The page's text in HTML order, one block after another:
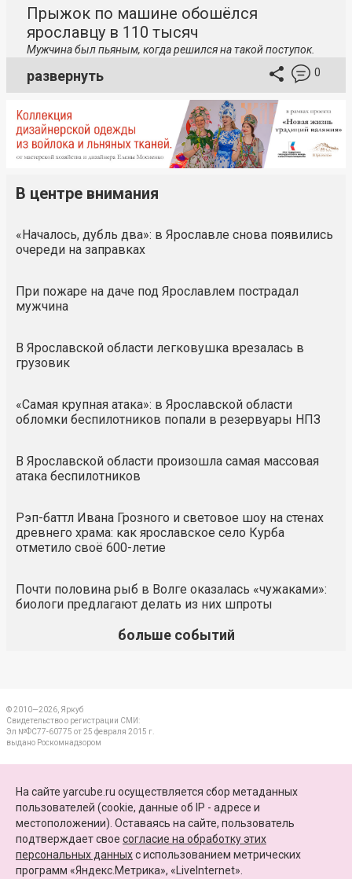
Прыжок по машине обошёлся
ярославцу в 110 тысяч
Мужчина был пьяным, когда решился на такой поступок.
развернуть 0
В центре внимания
«Началось, дубль два»: в Ярославле снова появились
очереди на заправках
При пожаре на даче под Ярославлем пострадал
мужчина
В Ярославской области легковушка врезалась в
грузовик
«Самая крупная атака»: в Ярославской области
обломки беспилотников попали в резервуары НПЗ
В Ярославской области произошла самая массовая
атака беспилотников
Рэп-баттл Ивана Грозного и световое шоу на стенах
древнего храма: как ярославское село Курба
отметило своё 600-летие
Почти половина рыб в Волге оказалась «чужаками»:
биологи предлагают делать из них шпроты
больше событий
© 2010—2026, Яркуб
Свидетельство о регистрации СМИ:
Эл №ФС77-60775 от 25 февраля 2015 г.
выдано Роскомнадзором
ПАРТНЕРЫ
КАРТА САЙТА
+7 (4852) 64-15-52
На сайте yarcube.ru осуществляется сбор метаданных
пользователей (cookie, данные об IP - адресе и
местоположении). Оставаясь на сайте, пользователь
подтверждает свое согласие на обработку этих
персональных данныхc использованием метрических
программ «Яндекс.Метрика», «LiveInternet».